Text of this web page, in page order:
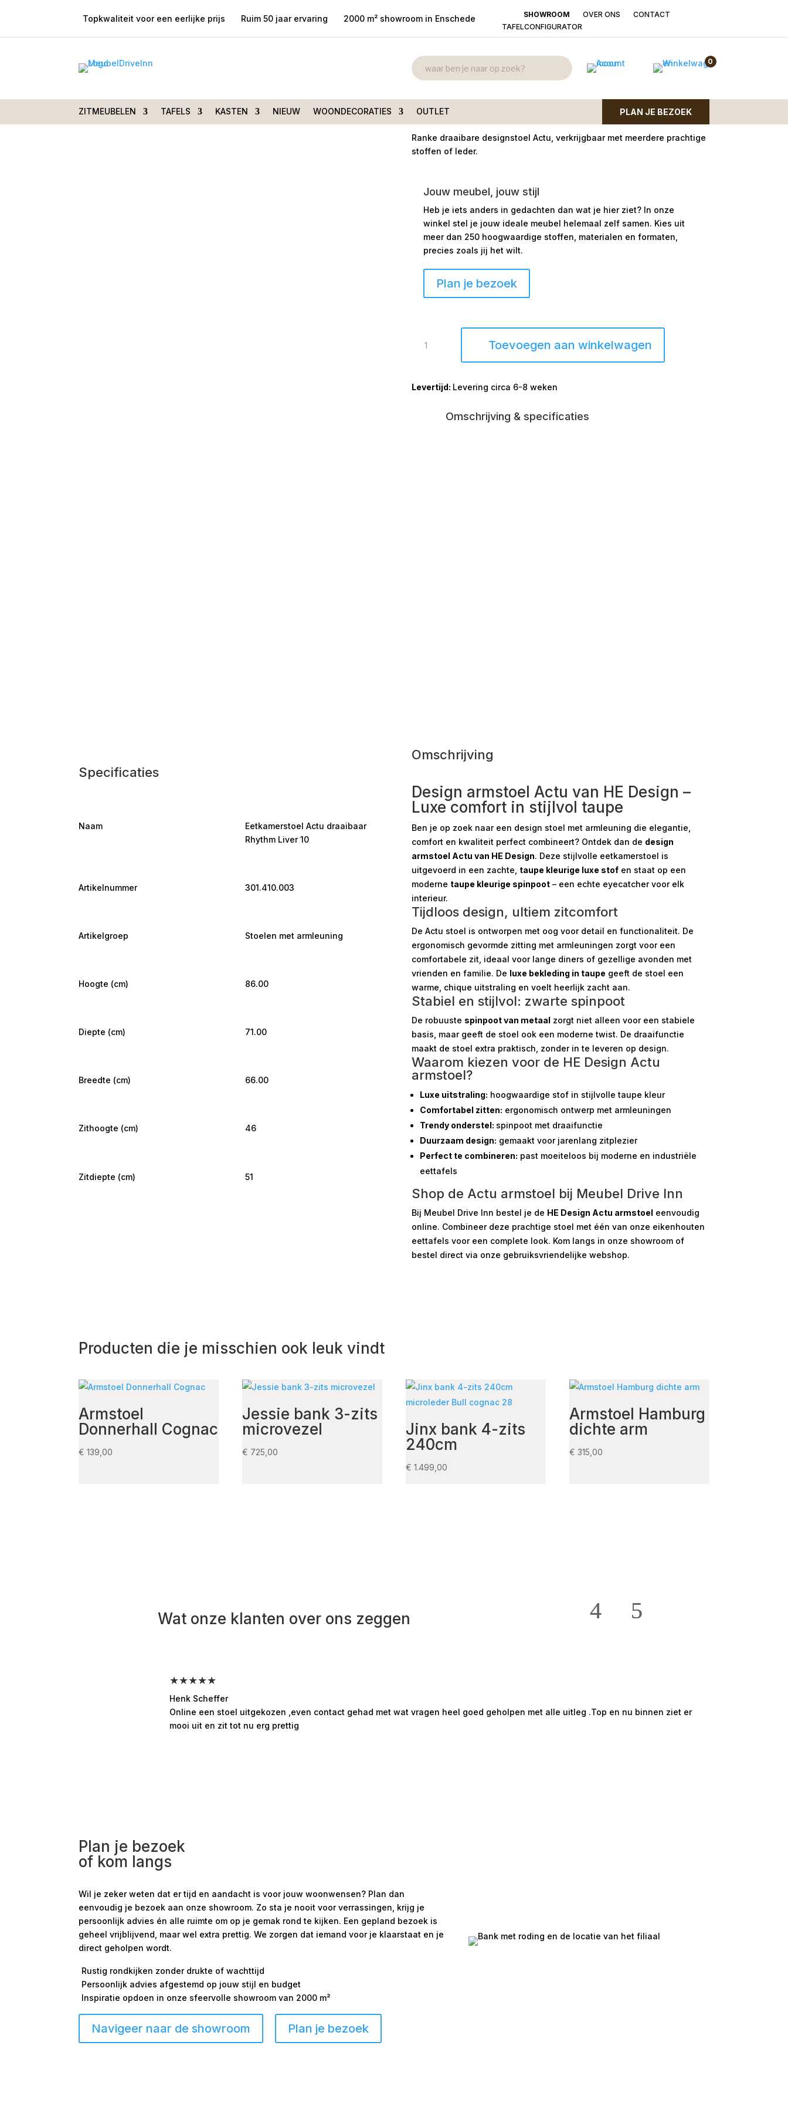
Topkwaliteit voor een eerlijke prijs Ruim 50 jaar ervaring 2000 m² showroom in Enschede SHOWROOM OVER ONS
CONTACT
TAFELCONFIGURATOR
0
ZITMEUBELEN TAFELS KASTEN NIEUW WOONDECORATIES OUTLET PLAN JE BEZOEK
Actu draaibaar met armleuningen
Eetkamerstoel Actu draaibaar met
armleuningen
€375,00
Ranke draaibare designstoel Actu, verkrijgbaar met meerdere prachtige
stoffen of leder.
Jouw meubel, jouw stijl
Heb je iets anders in gedachten dan wat je hier ziet? In onze
winkel stel je jouw ideale meubel helemaal zelf samen. Kies uit
meer dan 250 hoogwaardige stoffen, materialen en formaten,
precies zoals jij het wilt.
Plan je bezoek
Actu
armleuningen
Toevoegen aan winkelwagen
Levering circa 6-8 weken
Omschrijving & specificaties
Specificaties
Naam
Eetkamerstoel Actu draaibaar
Rhythm Liver 10
Artikelnummer 301.410.003
Artikelgroep Stoelen met armleuning
Hoogte (cm) 86.00
Diepte (cm) 71.00
Breedte (cm) 66.00
Zithoogte (cm) 46
Zitdiepte (cm) 51
Omschrijving
Design armstoel Actu van HE Design –
Luxe comfort in stijlvol taupe
Ben je op zoek naar een design stoel met armleuning die elegantie,
comfort en kwaliteit perfect combineert? Ontdek dan de design
armstoel Actu van HE Design. Deze stijlvolle eetkamerstoel is
uitgevoerd in een zachte, taupe kleurige luxe stofen staat op een
moderne taupe kleurige spinpoot– een echte eyecatcher voor elk
interieur.
Tijdloos design, ultiem zitcomfort
De Actu stoel is ontworpen met oog voor detail en functionaliteit. De
ergonomisch gevormde zitting met armleuningen zorgt voor een
comfortabele zit, ideaal voor lange diners of gezellige avonden met
vrienden en familie. De luxe bekleding in taupe geeft de stoel een
warme, chique uitstraling en voelt heerlijk zacht aan.
Stabiel en stijlvol: zwarte spinpoot
De robuuste spinpoot van metaal zorgt niet alleen voor een stabiele
basis, maar geeft de stoel ook een moderne twist. De draaifunctie
maakt de stoel extra praktisch, zonder in te leveren op design.
Waarom kiezen voor de HE Design Actu
armstoel?
Luxe uitstraling: hoogwaardige stof in stijlvolle taupe kleur
Comfortabel zitten: ergonomisch ontwerp met armleuningen
Trendy onderstel: spinpoot met draaifunctie
Duurzaam design: gemaakt voor jarenlang zitplezier
Perfect te combineren: past moeiteloos bij moderne en industriële
eettafels
Shop de Actu armstoel bij Meubel Drive Inn
Bij Meubel Drive Inn bestel je de HE Design Actu armstoel eenvoudig
online. Combineer deze prachtige stoel met één van onze eikenhouten
eettafels voor een complete look. Kom langs in onze showroom of
bestel direct via onze gebruiksvriendelijke webshop.
Producten die je misschien ook leuk vindt
Armstoel
Donnerhall Cognac
€ 139,00
Jessie bank 3-zits
microvezel
€ 725,00
Jinx bank 4-zits
240cm
€ 1.499,00
Armstoel Hamburg
dichte arm
€ 315,00
Wat onze klanten over ons zeggen
★★★★★
Henk Scheffer
Online een stoel uitgekozen ,even contact gehad met wat vragen heel goed geholpen met alle uitleg .Top en nu binnen ziet er
mooi uit en zit tot nu erg prettig
Plan je bezoek
of kom langs
Wil je zeker weten dat er tijd en aandacht is voor jouw woonwensen? Plan dan
eenvoudig je bezoek aan onze showroom. Zo sta je nooit voor verrassingen, krijg je
persoonlijk advies én alle ruimte om op je gemak rond te kijken. Een gepland bezoek is
geheel vrijblijvend, maar wel extra prettig. We zorgen dat iemand voor je klaarstaat en je
direct geholpen wordt.
Rustig rondkijken zonder drukte of wachttijd
Persoonlijk advies afgestemd op jouw stijl en budget
Inspiratie opdoen in onze sfeervolle showroom van 2000 m²
Navigeer naar de showroom Plan je bezoek